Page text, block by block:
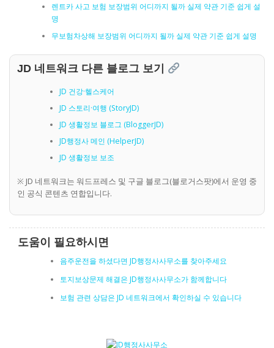
렌트카 사고 보험 보장범위 어디까지 될까 실제 약관 기준 쉽게 설
명
무보험차상해 보장범위 어디까지 될까 실제 약관 기준 쉽게 설명
JD 네트워크 다른 블로그 보기
JD 건강·헬스케어
JD 스토리·여행 (StoryJD)
JD 생활정보 블로그 (BloggerJD)
JD행정사 메인 (HelperJD)
JD 생활정보 보조
※ JD 네트워크는 워드프레스 및 구글 블로그(블로거스팟)에서 운영 중
인 공식 콘텐츠 연합입니다.
도움이 필요하시면
음주운전을 하셨다면 JD행정사사무소를 찾아주세요
토지보상문제 해결은 JD행정사사무소가 함께합니다
보험 관련 상담은 JD 네트워크에서 확인하실 수 있습니다